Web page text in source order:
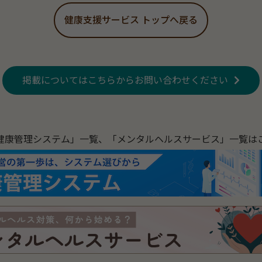
健康支援サービス トップへ戻る
掲載についてはこちらからお問い合わせください
管理システム」一覧、「メンタルヘルスサービス」一覧は